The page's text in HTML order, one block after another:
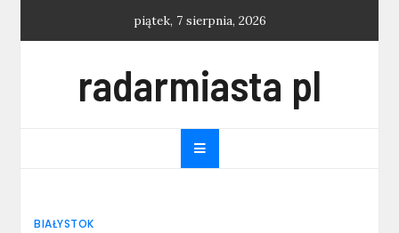
piątek, 7 sierpnia, 2026
radarmiasta pl
BIAŁYSTOK